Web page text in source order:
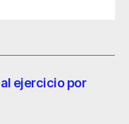
ejercicio por